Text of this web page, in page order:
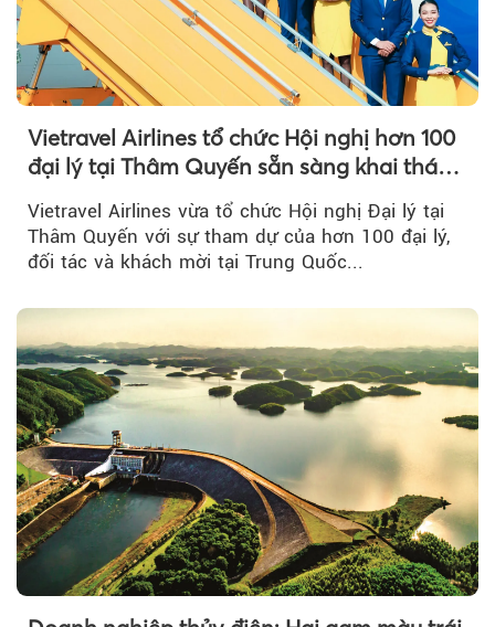
Vietravel Airlines tổ chức Hội nghị hơn 100
đại lý tại Thâm Quyến sẵn sàng khai thác
đường bay thẳng TP.HCM - Thâm Quyến
Vietravel Airlines vừa tổ chức Hội nghị Đại lý tại
Thâm Quyến với sự tham dự của hơn 100 đại lý,
đối tác và khách mời tại Trung Quốc...